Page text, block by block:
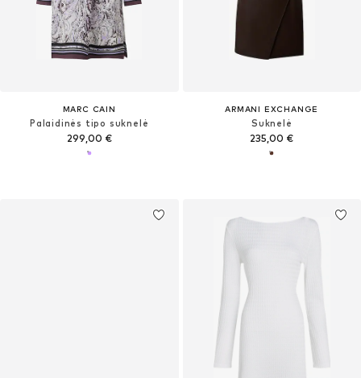
MARC CAIN
Palaidinės tipo suknelė
299,00 €
ARMANI EXCHANGE
Suknelė
235,00 €